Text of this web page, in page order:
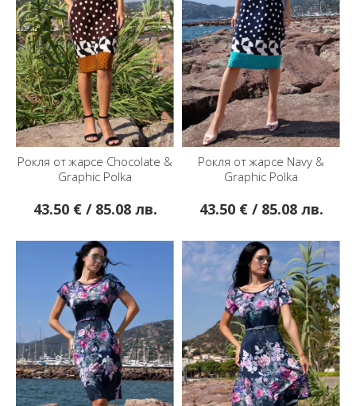
Рокля от жарсе Chocolate &
Graphic Polka
43.50 € / 85.08 лв.
Рокля от жарсе Navy &
Graphic Polka
43.50 € / 85.08 лв.